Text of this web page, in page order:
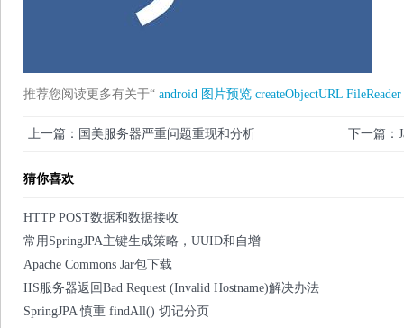
推荐您阅读更多有关于“ android 图片预览 createObjectURL FileReader
上一篇：国美服务器严重问题重现和分析 下一篇：
猜你喜欢
HTTP POST数据和数据接收
常用SpringJPA主键生成策略，UUID和自增
Apache Commons Jar包下载
IIS服务器返回Bad Request (Invalid Hostname)解决办法
SpringJPA 慎重 findAll() 切记分页